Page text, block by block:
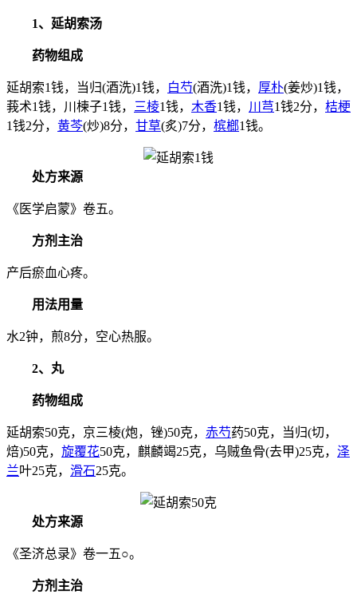
1、延胡索汤
药物组成
延胡索1钱，当归(酒洗)1钱， 白芍(酒洗)1钱， 厚朴(姜炒)1钱，
莪术1钱，川楝子1钱， 三棱1钱， 木香1钱， 川芎1钱2分， 桔梗
1钱2分， 黄芩(炒)8分， 甘草(炙)7分， 槟榔1钱。
处方来源
《医学启蒙》卷五。
方剂主治
产后瘀血心疼。
用法用量
水2钟，煎8分，空心热服。
2、丸
药物组成
延胡索50克，京三棱(炮，锉)50克， 赤芍药50克，当归(切，
焙)50克， 旋覆花50克，麒麟竭25克，乌贼鱼骨(去甲)25克， 泽
兰叶25克， 滑石25克。
处方来源
《圣济总录》卷一五○。
方剂主治